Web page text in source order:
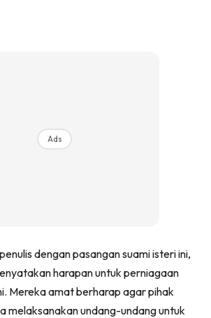
Ads
dengan pasangan suami isteri ini,
harapan untuk perniagaan
Mereka amat berharap agar pihak
melaksanakan undang-undang untuk